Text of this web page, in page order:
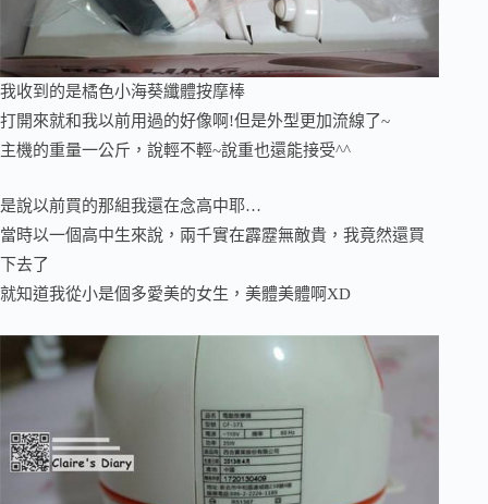
我收到的是橘色小海葵纖體按摩棒
打開來就和我以前用過的好像啊!但是外型更加流線了~
主機的重量一公斤，說輕不輕~說重也還能接受^^
是說以前買的那組我還在念高中耶…
當時以一個高中生來說，兩千實在霹靂無敵貴，我竟然還買
下去了
就知道我從小是個多愛美的女生，美體美體啊XD